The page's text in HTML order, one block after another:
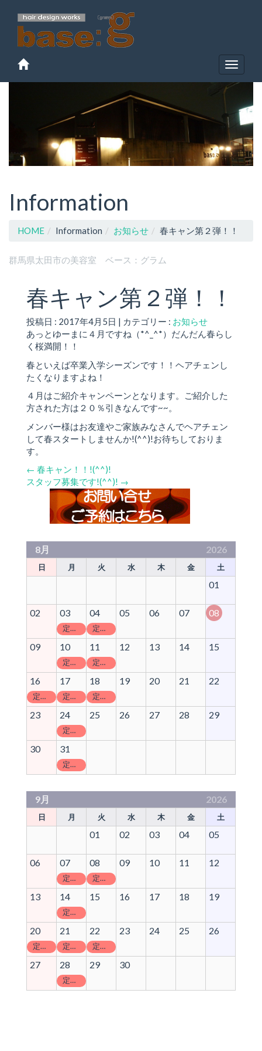
Toggle
Information
HOME Information お知らせ 春キャン第２弾！！
群馬県太田市の美容室 ベース：グラム
春キャン第２弾！！
投稿日 : 2017年4月5日 | カテゴリー : お知らせ
あっとゆーまに４月ですね（*^_^*）だんだん春らし
く桜満開！！
春といえば卒業入学シーズンです！！ヘアチェンし
たくなりますよね！
４月はご紹介キャンペーンとなります。ご紹介した
方された方は２０％引きなんです~~。
メンバー様はお友達やご家族みなさんでヘアチェン
して春スタートしませんか!(^^)!お待ちしておりま
す。
← 春キャン！！!(^^)!
スタッフ募集です!(^^)! →
8月 2026
日 月 火 水 木 金 土
01
02 03
定休日
04
定休日
05 06 07 08
09 10
定休日
11
定休日
12 13 14 15
16
定休日
17
定休日
18
定休日
19 20 21 22
23 24
定休日
25 26 27 28 29
30 31
定休日
9月 2026
日 月 火 水 木 金 土
01 02 03 04 05
06 07
定休日
08
定休日
09 10 11 12
13 14
定休日
15 16 17 18 19
20
定休日
21
定休日
22
定休日
23 24 25 26
27 28
定休日
29 30